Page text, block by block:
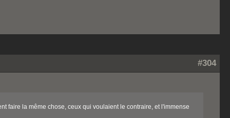
#304
faire la même chose, ceux qui voulaient le contraire, et l'immense